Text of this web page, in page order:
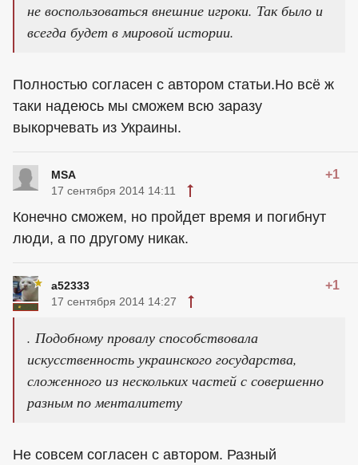
не воспользоваться внешние игроки. Так было и
всегда будет в мировой истории.
Полностью согласен с автором статьи.Но всё ж
таки надеюсь мы сможем всю заразу
выкорчевать из Украины.
MSA +1
17 сентября 2014 14:11
Конечно сможем, но пройдет время и погибнут
люди, а по другому никак.
a52333 +1
17 сентября 2014 14:27
. Подобному провалу способствовала
искусственность украинского государства,
сложенного из нескольких частей с совершенно
разным по менталитету
Не совсем согласен с автором. Разный